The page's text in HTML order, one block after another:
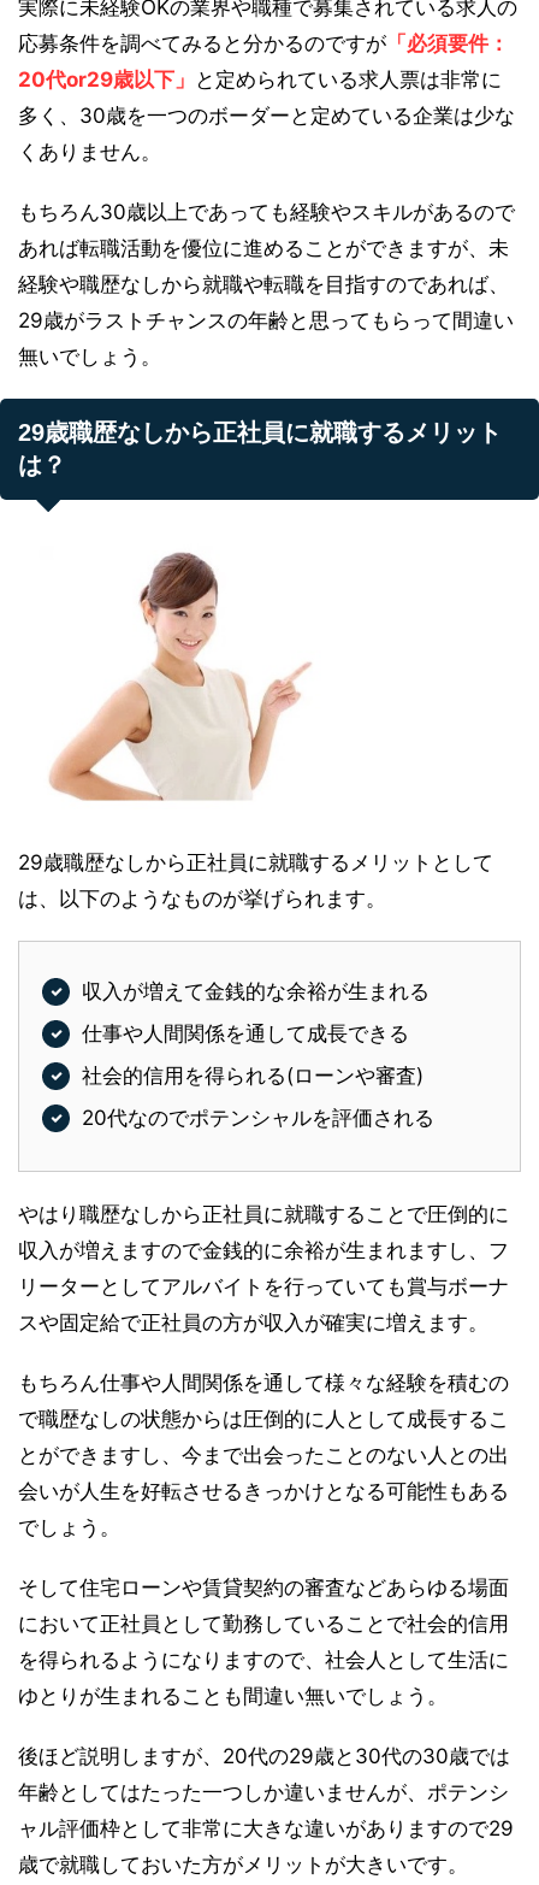
実際に未経験OKの業界や職種で募集されている求人の
応募条件を調べてみると分かるのですが 「必須要件：
20代or29歳以下」 と定められている求人票は非常に
多く、30歳を一つのボーダーと定めている企業は少な
くありません。
もちろん30歳以上であっても経験やスキルがあるので
あれば転職活動を優位に進めることができますが、未
経験や職歴なしから就職や転職を目指すのであれば、
29歳がラストチャンスの年齢と思ってもらって間違い
無いでしょう。
29歳職歴なしから正社員に就職するメリット
は？
29歳職歴なしから正社員に就職するメリットとして
は、以下のようなものが挙げられます。
収入が増えて金銭的な余裕が生まれる
仕事や人間関係を通して成長できる
社会的信用を得られる(ローンや審査)
20代なのでポテンシャルを評価される
やはり職歴なしから正社員に就職することで圧倒的に
収入が増えますので金銭的に余裕が生まれますし、フ
リーターとしてアルバイトを行っていても賞与ボーナ
スや固定給で正社員の方が収入が確実に増えます。
もちろん仕事や人間関係を通して様々な経験を積むの
で職歴なしの状態からは圧倒的に人として成長するこ
とができますし、今まで出会ったことのない人との出
会いが人生を好転させるきっかけとなる可能性もある
でしょう。
そして住宅ローンや賃貸契約の審査などあらゆる場面
において正社員として勤務していることで社会的信用
を得られるようになりますので、社会人として生活に
ゆとりが生まれることも間違い無いでしょう。
後ほど説明しますが、20代の29歳と30代の30歳では
年齢としてはたった一つしか違いませんが、ポテンシ
ャル評価枠として非常に大きな違いがありますので29
歳で就職しておいた方がメリットが大きいです。